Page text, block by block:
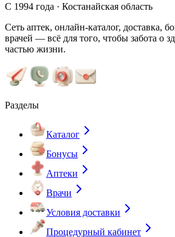
С 1994 года · Костанайская область
Сеть аптек, онлайн-каталог, доставка,
врачей — всё для того, чтобы забота о
частью жизни.
Разделы
Каталог
Бонусы
Аптеки
Врачи
Условия доставки
Процедурный кабинет